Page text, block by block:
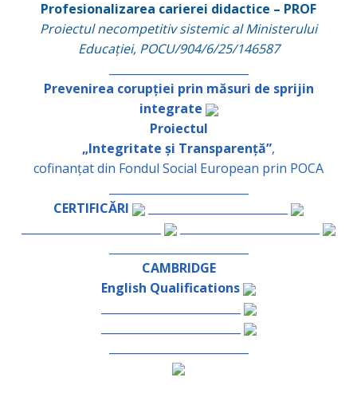
Profesionalizarea carierei didactice – PROF
Proiectul necompetitiv sistemic al Ministerului
Educației, POCU/904/6/25/146587
Prevenirea corupției prin măsuri de sprijin
integrate
Proiectul
„Integritate și Transparență”,
cofinanțat din Fondul Social European prin POCA
CERTIFICĂRI
CAMBRIDGE
English Qualifications